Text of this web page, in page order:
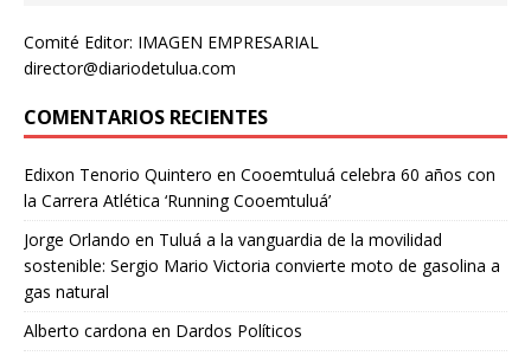
Comité Editor: IMAGEN EMPRESARIAL
director@diariodetulua.com
COMENTARIOS RECIENTES
Edixon Tenorio Quintero en Cooemtuluá celebra 60 años con
la Carrera Atlética ‘Running Cooemtuluá’
Jorge Orlando en Tuluá a la vanguardia de la movilidad
sostenible: Sergio Mario Victoria convierte moto de gasolina a
gas natural
Alberto cardona en Dardos Políticos